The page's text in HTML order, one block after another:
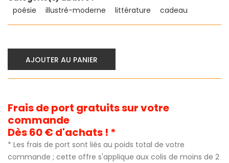
poésie
illustré-moderne littérature cadeau
AJOUTER AU PANIER
Frais de port gratuits sur votre
commande
Dès 60 € d'achats ! *
* Les frais de port sont liés au poids total de votre
commande ; cette offre s'applique aux colis de moins de 2